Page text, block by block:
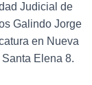
Judicial de
Galindo Jorge
en Nueva
Elena 8.